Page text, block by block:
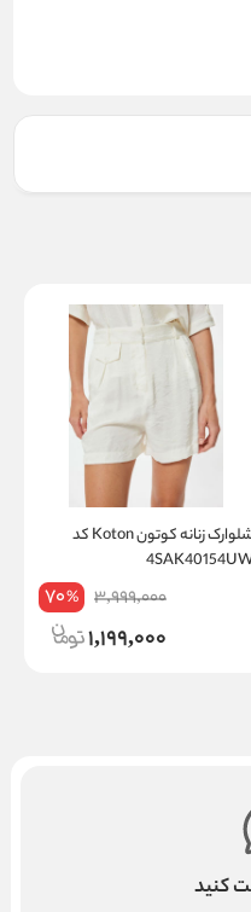
شلوارک زنانه کوتون Koton کد
3,999,000
70%
1,199,000
کنید